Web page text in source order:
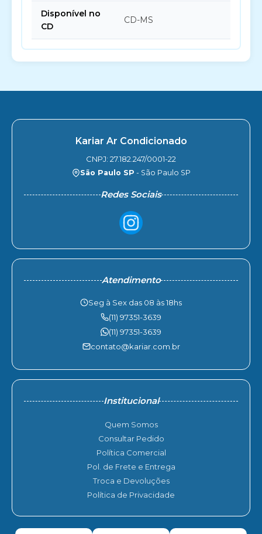
Disponível no
CD
CD-MS
Kariar Ar Condicionado
CNPJ: 27.182.247/0001-22
São Paulo SP - São Paulo SP
Redes Sociais
Atendimento
Seg à Sex das 08 às 18hs
(11) 97351-3639
(11) 97351-3639
contato@kariar.com.br
Institucional
Quem Somos
Consultar Pedido
Política Comercial
Pol. de Frete e Entrega
Troca e Devoluções
Política de Privacidade